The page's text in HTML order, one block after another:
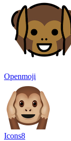
Openmoji
Icons8